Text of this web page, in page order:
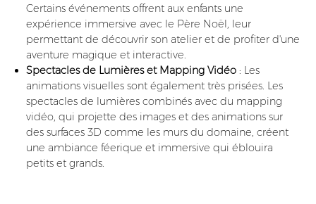
Certains événements offrent aux enfants une
expérience immersive avec le Père Noël, leur
permettant de découvrir son atelier et de profiter d'une
aventure magique et interactive.
Spectacles de Lumières et Mapping Vidéo : Les
animations visuelles sont également très prisées. Les
spectacles de lumières combinés avec du mapping
vidéo, qui projette des images et des animations sur
des surfaces 3D comme les murs du domaine, créent
une ambiance féerique et immersive qui éblouira
petits et grands.